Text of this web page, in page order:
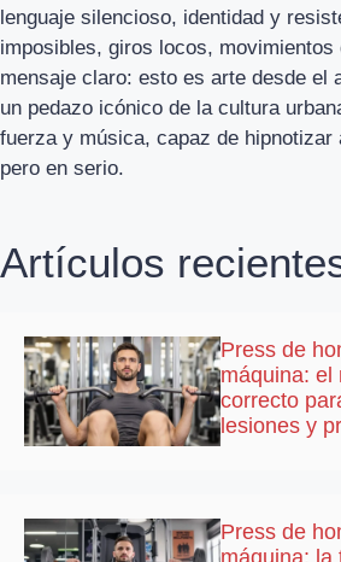
lenguaje silencioso, identidad y
imposibles, giros locos, movimientos
mensaje claro: esto es arte desde el
un pedazo icónico de la cultura
fuerza y música, capaz de
pero en serio.
Artículos
Press de
máquina: el
correcto
lesiones y
Press de